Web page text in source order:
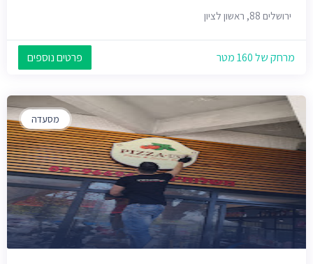
ירושלים 88, ראשון לציון
מרחק של 160 מטר פרטים נוספים
מסעדה